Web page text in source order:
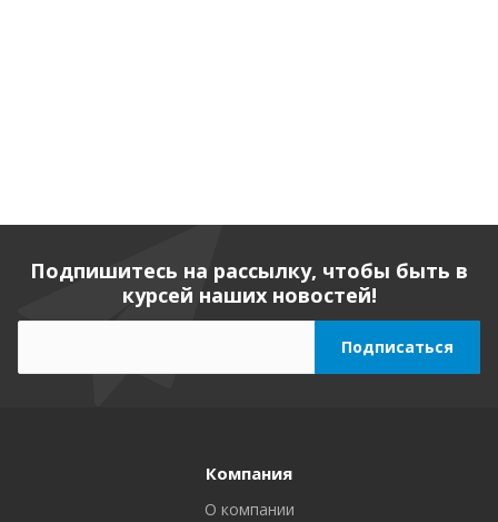
Подпишитесь на рассылку, чтобы быть в
курсей наших новостей!
Компания
О компании